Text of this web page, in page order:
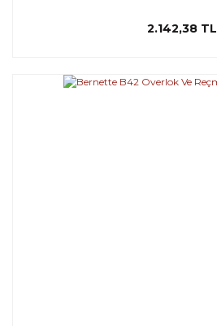
2.142,38 TL